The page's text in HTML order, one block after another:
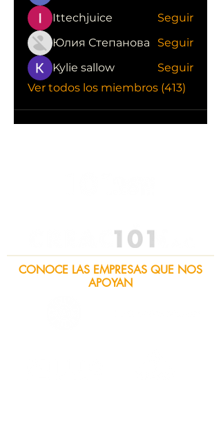
Ittechjuice
Seguir
Юлия Степанова
Seguir
Kylie sallow
Seguir
Ver todos los miembros (413)
CONOCE LAS EMPRESAS QUE NOS
APOYAN